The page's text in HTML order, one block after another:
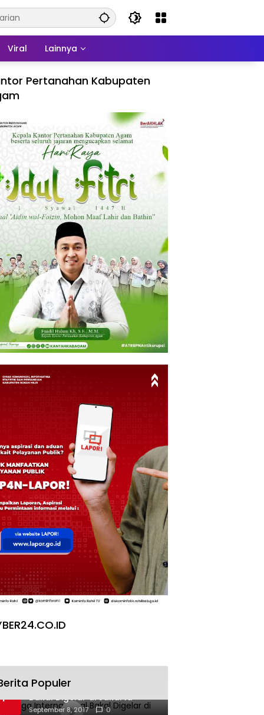
Viral Lainnya
Pertanahan Kabupaten
Populer
1
Pesta Yoga Internasional
Bakal Digelar di Jakarta
September 8, 2017 0